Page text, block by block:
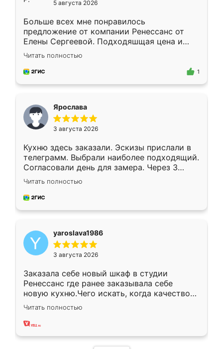
5 августа 2026
Больше всех мне понравилось
предложение от компании Ренессанс от
Елены Сергеевой. Подходяшщая цена и
короткие сроки изготовления. Приехавший
для замера сотрудник Владислав
предложил по моему эскизу самый
Читать полностью
1
Ярослава
3 августа 2026
Кухню здесь заказали. Эскизы прислали в
телеграмм. Выбрали наиболее подходящий.
Согласовали день для замера. Через 3
недели кухня была уже готова. Остались
довольны работой. Спасибо Ренессанс
мебель за качественную работу!
Читать полностью
yaroslava1986
3 августа 2026
Заказала себе новый шкаф в студии
Ренессанс где ранее заказывала себе
новую кухню.Чего искать, когда качеством
вполне довольна. Служит кухня уже почти
два года, нареканий нет.
Читать полностью